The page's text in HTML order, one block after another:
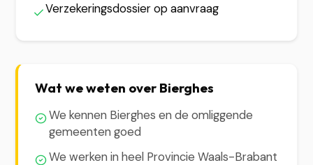
Verzekeringsdossier op aanvraag
Wat we weten over Bierghes
We kennen Bierghes en de omliggende
gemeenten goed
We werken in heel Provincie Waals-Brabant